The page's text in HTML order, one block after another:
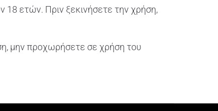
18 ετών. Πριν ξεκινήσετε την χρήση,
μην προχωρήσετε σε χρήση του